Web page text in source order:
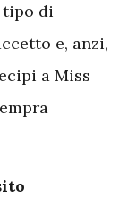
di
e, anzi,
a Miss